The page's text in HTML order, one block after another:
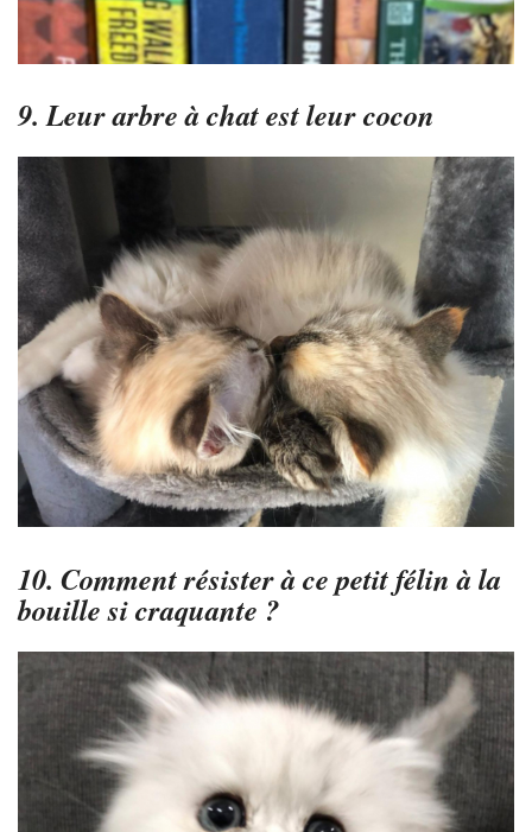
9. Leur arbre à chat est leur cocon
10. Comment résister à ce petit félin à la
bouille si craquante ?